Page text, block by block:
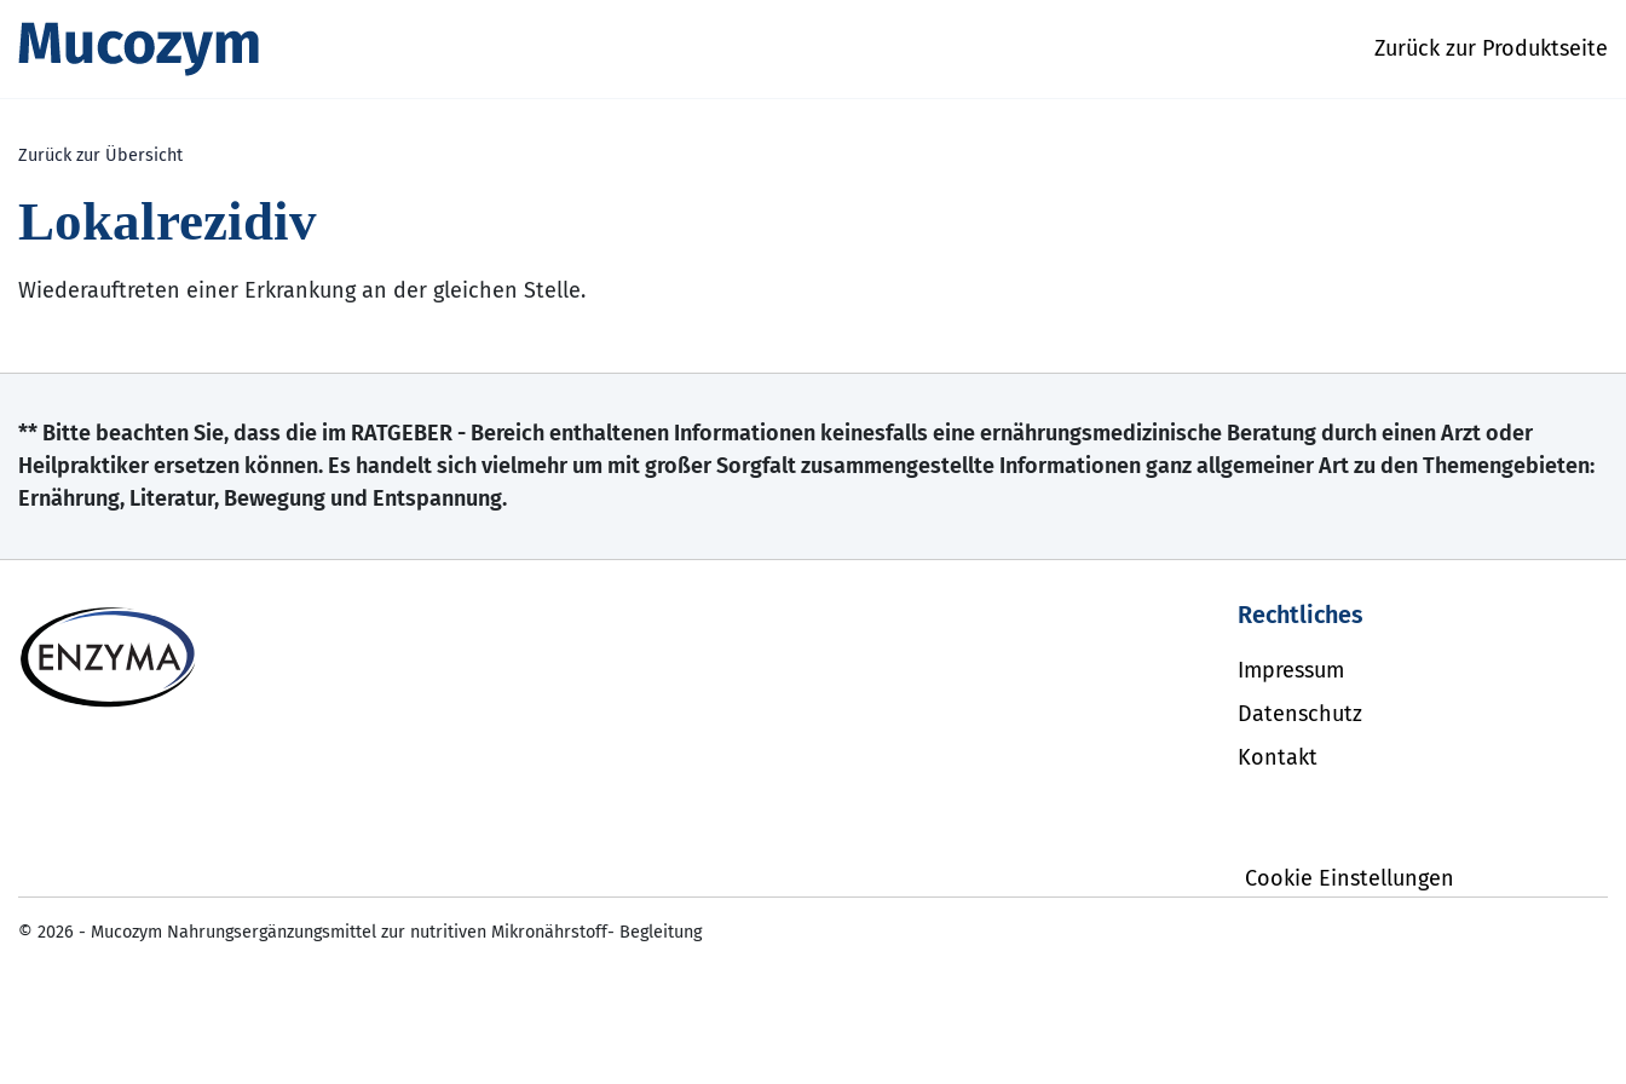
Zurück zur Produktseite
Zurück zur Übersicht
Lokalrezidiv
Wiederauftreten einer Erkrankung an der gleichen Stelle.
** Bitte beachten Sie, dass die im RATGEBER - Bereich enthaltenen Informationen keinesfalls eine ernährungsmedizinische Beratung durch einen Arzt oder
Heilpraktiker ersetzen können. Es handelt sich vielmehr um mit großer Sorgfalt zusammengestellte Informationen ganz allgemeiner Art zu den Themengebieten:
Ernährung, Literatur, Bewegung und Entspannung.
Rechtliches
Impressum
Datenschutz
Kontakt
Cookie Einstellungen
© 2026 - Mucozym Nahrungsergänzungsmittel zur nutritiven Mikronährstoff- Begleitung